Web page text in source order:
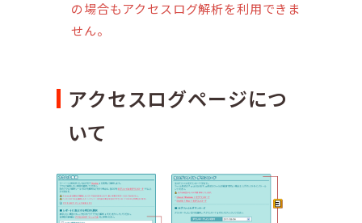
の場合もアクセスログ解析を利用できま
せん。
アクセスログページにつ
いて